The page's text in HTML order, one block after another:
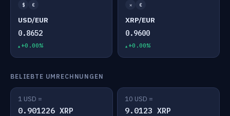
$ €
USD/EUR
0.8652
+0.00%
✕ €
XRP/EUR
0.9600
+0.00%
BELIEBTE UMRECHNUNGEN
1 USD =
0.901226 XRP
10 USD =
9.0123 XRP